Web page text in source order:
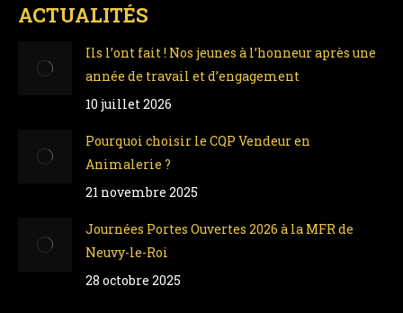
ACTUALITÉS
Ils l’ont fait ! Nos jeunes à l’honneur après une
année de travail et d’engagement
10 juillet 2026
Pourquoi choisir le CQP Vendeur en
Animalerie ?
21 novembre 2025
Journées Portes Ouvertes 2026 à la MFR de
Neuvy-le-Roi
28 octobre 2025